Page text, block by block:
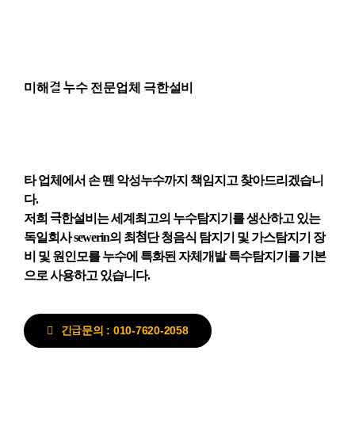
미해결 누수 전문업체 극한설비
타 업체에서 손 뗀 악성누수까지 책임지고 찾아드리겠습니
다.
저희 극한설비는 세계최고의 누수탐지기를 생산하고 있는
독일회사 sewerin의 최첨단 청음식 탐지기 및 가스탐지기 장
비 및 원인모를 누수에 특화된 자체개발 특수탐지기를 기본
으로 사용하고 있습니다.
긴급문의 : 010-7620-2058